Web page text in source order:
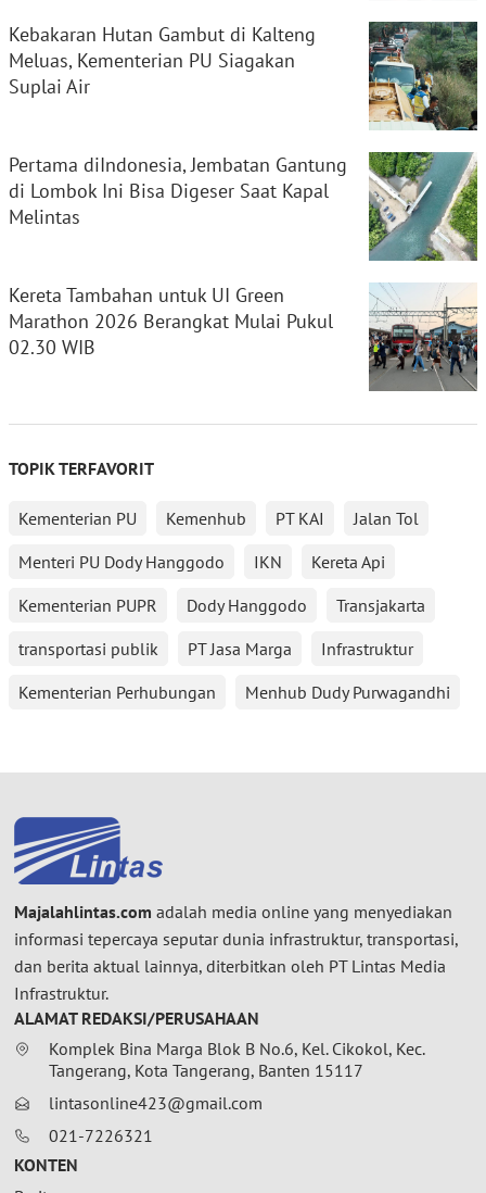
Kebakaran Hutan Gambut di Kalteng
Meluas, Kementerian PU Siagakan
Suplai Air
Pertama diIndonesia, Jembatan Gantung
di Lombok Ini Bisa Digeser Saat Kapal
Melintas
Kereta Tambahan untuk UI Green
Marathon 2026 Berangkat Mulai Pukul
02.30 WIB
TOPIK TERFAVORIT
Kementerian PU Kemenhub PT KAI
Jalan Tol
Menteri PU Dody Hanggodo
IKN
Kereta Api
Kementerian PUPR
Dody Hanggodo
Transjakarta
transportasi publik
PT Jasa Marga
Infrastruktur
Kementerian Perhubungan
Menhub Dudy Purwagandhi
Majalahlintas.com adalah media online yang menyediakan
informasi tepercaya seputar dunia infrastruktur, transportasi,
dan berita aktual lainnya, diterbitkan oleh PT Lintas Media
Infrastruktur.
ALAMAT REDAKSI/PERUSAHAAN
Komplek Bina Marga Blok B No.6, Kel. Cikokol, Kec.
Tangerang, Kota Tangerang, Banten 15117
lintasonline423@gmail.com
021-7226321
KONTEN